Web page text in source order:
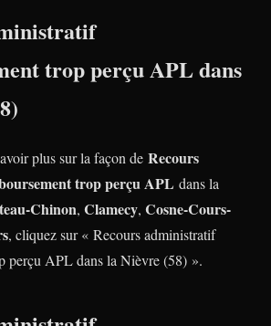
trop perçu APL dans
plus sur la façon de Recours
trop perçu APL dans la
Chinon, Clamecy, Cosne-Cours-
, cliquez sur « Recours administratif
perçu APL dans la Nièvre (58) ».